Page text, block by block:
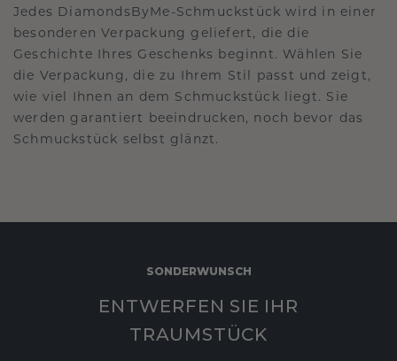
Jedes DiamondsByMe-Schmuckstück wird in einer
besonderen Verpackung geliefert, die die
Geschichte Ihres Geschenks beginnt. Wählen Sie
die Verpackung, die zu Ihrem Stil passt und zeigt,
wie viel Ihnen an dem Schmuckstück liegt. Sie
werden garantiert beeindrucken, noch bevor das
Schmuckstück selbst glänzt.
SONDERWUNSCH
ENTWERFEN SIE IHR
TRAUMSTÜCK